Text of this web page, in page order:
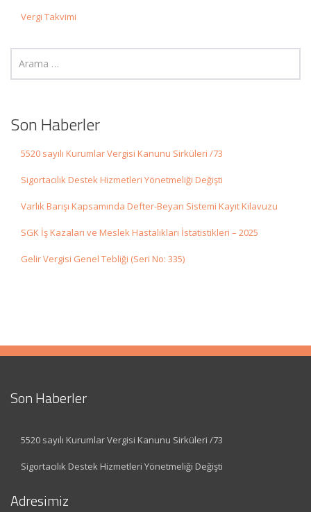
Vergi Takvimi
Son Haberler
5520 sayılı Kurumlar Vergisi Kanunu Sirküleri /73
Sigortacılık Destek Hizmetleri Yönetmeliği Değişti
Varlık Barışı Kapsamında Defter-Beyan Sistemi Kayıt Kılavuzu
SGK İş Kazaları ve Meslek Hastalıkları İstatistikleri – 2025
Gelir Vergisi Genel Tebliği (Seri No: 335)
Son Haberler
5520 sayılı Kurumlar Vergisi Kanunu Sirküleri /73
Sigortacılık Destek Hizmetleri Yönetmeliği Değişti
Adresimiz